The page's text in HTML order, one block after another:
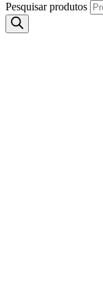
Pesquisar produtos